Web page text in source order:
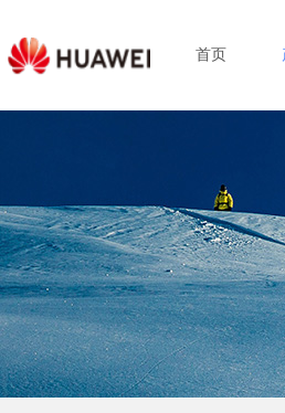
首页